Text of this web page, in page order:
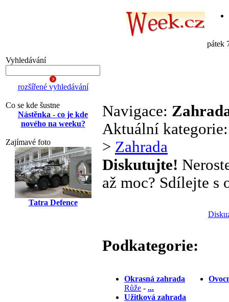
pátek
Vyhledávání
rozšířené vyhledávání
Co se kde šustne
Nástěnka - co je kde
nového na weeku?
Zajímavé foto
Tatra Defence
Navigace:
Aktuální
> Zahrada
Diskutujte!
až moc? Sdílejte s
Podkategorie:
Okrasná zahrada
Růže - ...
Užitková zahrada